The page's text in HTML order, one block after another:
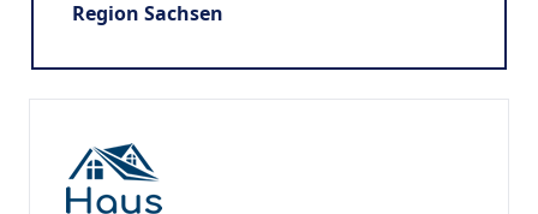
Region Sachsen